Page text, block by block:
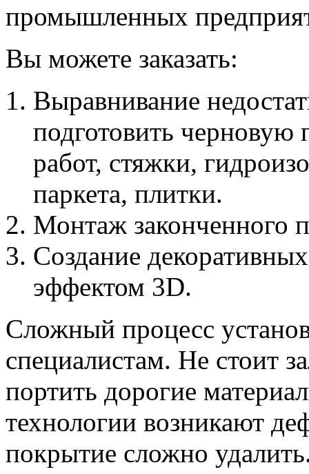
промышленных
Вы можете заказать:
Выравнивание
подготовить черновую
работ, стяжки,
паркета, плитки.
Монтаж законченного
Создание
эффектом 3D.
Сложный процесс
специалистам. Не стоит
портить дорогие
технологии возникают
покрытие сложно